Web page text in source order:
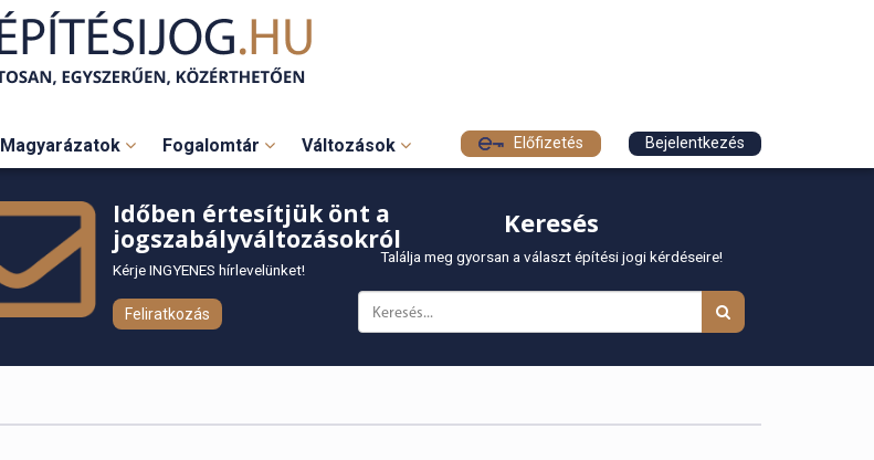
Magyarázatok Fogalomtár Változások Előfizetés Bejelentkezés
Időben értesítjük önt a
jogszabályváltozásokról
Kérje INGYENES hírlevelünket!
Feliratkozás
Keresés
Találja meg gyorsan a választ építési jogi kérdéseire!